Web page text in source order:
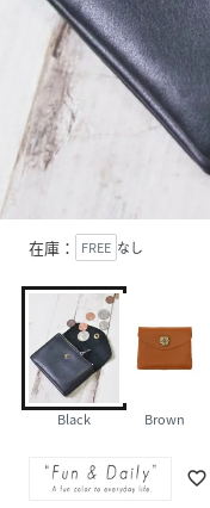
在庫： FREE なし
Black Brown
favorite_border